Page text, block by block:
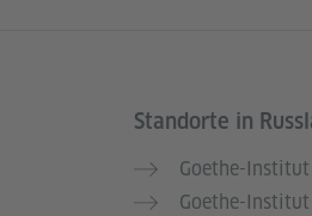
Service- undStandorte in
Goethe-
Goethe-Institut